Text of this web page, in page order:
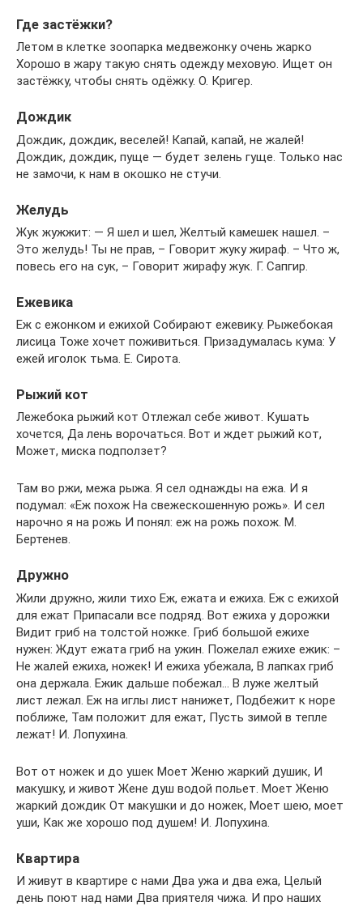
Где застёжки?
Летом в клетке зоопарка медвежонку очень жарко
Хорошо в жару такую снять одежду меховую. Ищет он
застёжку, чтобы снять одёжку. О. Кригер.
Дождик
Дождик, дождик, веселей! Капай, капай, не жалей!
Дождик, дождик, пуще — будет зелень гуще. Только нас
не замочи, к нам в окошко не стучи.
Желудь
Жук жужжит: — Я шел и шел, Желтый камешек нашел. –
Это желудь! Ты не прав, – Говорит жуку жираф. – Что ж,
повесь его на сук, – Говорит жирафу жук. Г. Сапгир.
Ежевика
Еж с ежонком и ежихой Собирают ежевику. Рыжебокая
лисица Тоже хочет поживиться. Призадумалась кума: У
ежей иголок тьма. Е. Сирота.
Рыжий кот
Лежебока рыжий кот Отлежал себе живот. Кушать
хочется, Да лень ворочаться. Вот и ждет рыжий кот,
Может, миска подползет?
Там во ржи, межа рыжа. Я сел однажды на ежа. И я
подумал: «Еж похож На свежескошенную рожь». И сел
нарочно я на рожь И понял: еж на рожь похож. М.
Бертенев.
Дружно
Жили дружно, жили тихо Еж, ежата и ежиха. Еж с ежихой
для ежат Припасали все подряд. Вот ежиха у дорожки
Видит гриб на толстой ножке. Гриб большой ежихе
нужен: Ждут ежата гриб на ужин. Пожелал ежихе ежик: –
Не жалей ежиха, ножек! И ежиха убежала, В лапках гриб
она держала. Ежик дальше побежал… В луже желтый
лист лежал. Еж на иглы лист нанижет, Подбежит к норе
поближе, Там положит для ежат, Пусть зимой в тепле
лежат! И. Лопухина.
Вот от ножек и до ушек Моет Женю жаркий душик, И
макушку, и живот Жене душ водой польет. Моет Женю
жаркий дождик От макушки и до ножек, Моет шею, моет
уши, Как же хорошо под душем! И. Лопухина.
Квартира
И живут в квартире с нами Два ужа и два ежа, Целый
день поют над нами Два приятеля чижа. И про наших